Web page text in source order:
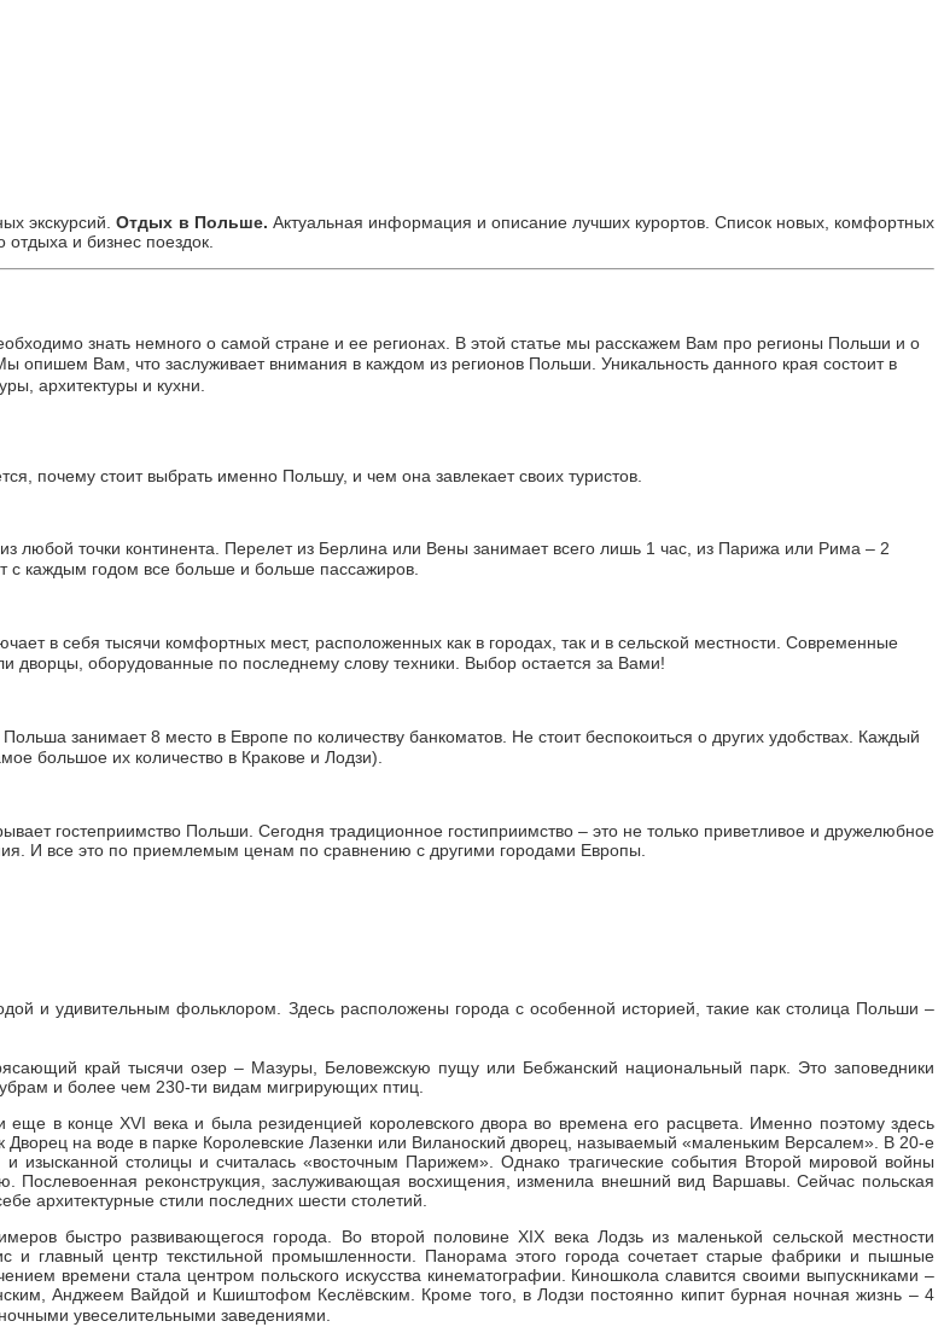
экскурсий.Отдых в Польше. Актуальная информация и описание лучших курортов. Список новых, комфортных
и бизнес поездок.
знать немного о самой стране и ее регионах. В этой статье мы расскажем Вам про регионы Польши и о
опишем Вам, что заслуживает внимания в каждом из регионов Польши. Уникальность данного края состоит в
архитектуры и кухни.
почему стоит выбрать именно Польшу, и чем она завлекает своих туристов.
любой точки континента. Перелет из Берлина или Вены занимает всего лишь 1 час, из Парижа или Рима – 2
с каждым годом все больше и больше пассажиров.
в себя тысячи комфортных мест, расположенных как в городах, так и в сельской местности. Современные
дворцы, оборудованные по последнему слову техники. Выбор остается за Вами!
занимает 8 место в Европе по количеству банкоматов. Не стоит беспокоиться о других удобствах. Каждый
большое их количество в Кракове и Лодзи).
гостеприимство Польши. Сегодня традиционное гостиприимство – это не только приветливое и дружелюбное
И все это по приемлемым ценам по сравнению с другими городами Европы.
и удивительным фольклором. Здесь расположены города с особенной историей, такие как столица Польши –
край тысячи озер – Мазуры, Беловежскую пущу или Бебжанский национальный парк. Это заповедники
и более чем 230-ти видам мигрирующих птиц.
в конце XVI века и была резиденцией королевского двора во времена его расцвета. Именно поэтому здесь
Дворец на воде в парке Королевские Лазенки или Виланоский дворец, называемый «маленьким Версалем». В 20-е
и изысканной столицы и считалась «восточным Парижем». Однако трагические события Второй мировой войны
Послевоенная реконструкция, заслуживающая восхищения, изменила внешний вид Варшавы. Сейчас польская
архитектурные стили последних шести столетий.
быстро развивающегося города. Во второй половине XIX века Лодзь из маленькой сельской местности
и главный центр текстильной промышленности. Панорама этого города сочетает старые фабрики и пышные
времени стала центром польского искусства кинематографии. Киношкола славится своими выпускниками –
Анджеем Вайдой и Кшиштофом Кеслёвским. Кроме того, в Лодзи постоянно кипит бурная ночная жизнь – 4
увеселительными заведениями.